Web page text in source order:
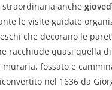
straordinaria anche
le visite guidate
che decorano le
racchiude quasi quella
fossato e
nel 1636 da